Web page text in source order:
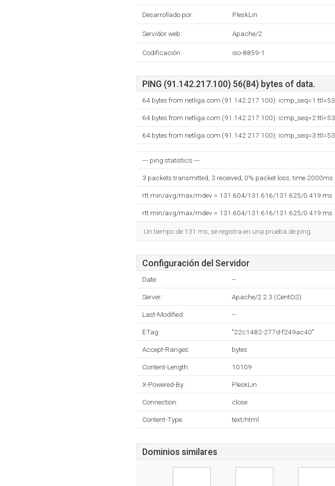
Desarrollado por: PleskLin
Servidor web: Apache/2
Codificación: iso-8859-1
PING (91.142.217.100) 56(84) bytes of data.
64 bytes from netliga.com (91.142.217.100): icmp_seq=1 ttl=53
64 bytes from netliga.com (91.142.217.100): icmp_seq=2 ttl=53
64 bytes from netliga.com (91.142.217.100): icmp_seq=3 ttl=53
--- ping statistics ---
3 packets transmitted, 3 received, 0% packet loss, time 2000ms
rtt min/avg/max/mdev = 131.604/131.616/131.625/0.419 ms
rtt min/avg/max/mdev = 131.604/131.616/131.625/0.419 ms
Un tiempo de 131 ms, se registra en una prueba de ping.
Configuración del Servidor
Date: --
Server: Apache/2.2.3 (CentOS)
Last-Modified: --
ETag: "22c1482-277d-f249ac40"
Accept-Ranges: bytes
Content-Length: 10109
X-Powered-By: PleskLin
Connection: close
Content-Type: text/html
Dominios similares